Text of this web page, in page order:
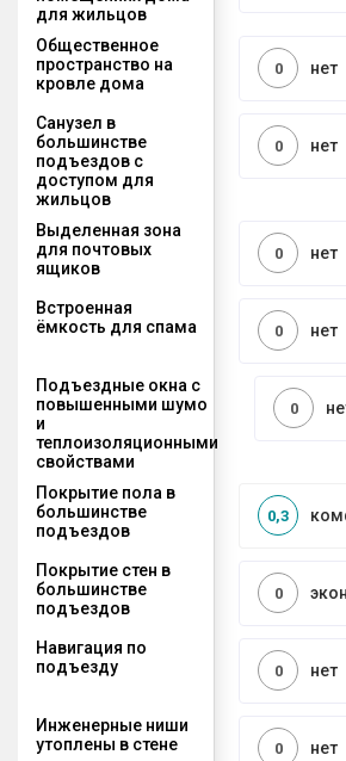
для жильцов
Общественное
пространство на
кровле дома
нет
0
Санузел в
большинстве
подъездов с
доступом для
жильцов
нет
0
Выделенная зона
для почтовых
ящиков
нет
0
Встроенная
ёмкость для спама
нет
0
Подъездные окна с
повышенными шумо
и
теплоизоляционными
свойствами
0
Покрытие пола в
большинстве
подъездов
0,3
Покрытие стен в
большинстве
подъездов
0
Навигация по
подъезду
нет
0
Инженерные ниши
утоплены в стене
нет
0